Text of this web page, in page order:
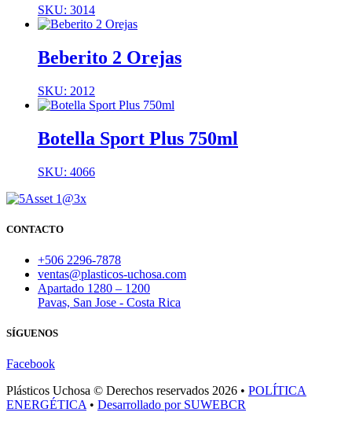
SKU: 3014
Beberito 2 Orejas
SKU: 2012
Botella Sport Plus 750ml
SKU: 4066
CONTACTO
+506 2296-7878
ventas@plasticos-uchosa.com
Apartado 1280 – 1200
Pavas, San Jose - Costa Rica
SÍGUENOS
Facebook
Plásticos Uchosa © Derechos reservados 2026 • POLÍTICA
ENERGÉTICA • Desarrollado por SUWEBCR